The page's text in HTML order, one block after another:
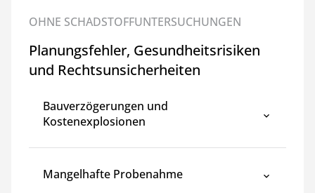
OHNE SCHADSTOFFUNTERSUCHUNGEN
Planungsfehler, Gesundheits­risiken
und Rechtsunsicherheiten
Bauverzögerungen und
Kostenexplosionen
Mangelhafte Probenahme